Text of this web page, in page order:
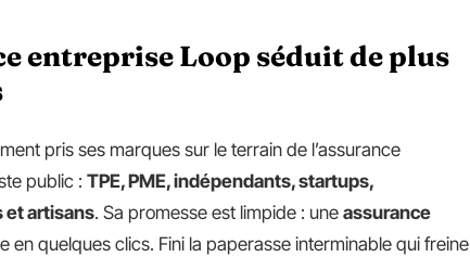
entreprise Loop séduit de plus
pris ses marques sur le terrain de l’assurance
public : TPE, PME, indépendants, startups,
et artisans. Sa promesse est limpide : une assurance
en quelques clics. Fini la paperasse interminable qui freine